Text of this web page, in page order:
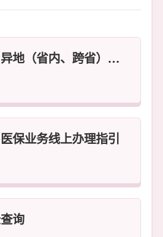
【异地就医】异地（省内、跨省）医保病人住院结算流程
医保业务线上办理指引
询